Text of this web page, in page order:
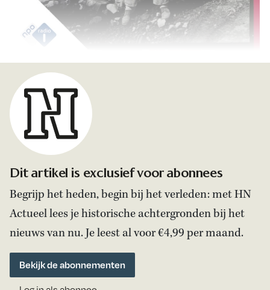
Dit artikel is exclusief voor abonnees
Begrijp het heden, begin bij het verleden: met HN
Actueel lees je historische achtergronden bij het
nieuws van nu. Je leest al voor €4,99 per maand.
Bekijk de abonnementen